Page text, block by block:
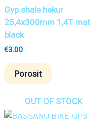
Gyp shale hekur
25,4x300mm 1,4T mat
black
€3.00
Porosit
OUT OF STOCK